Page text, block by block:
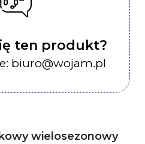
ten produkt?
biuro@wojam.pl
wielosezonowy